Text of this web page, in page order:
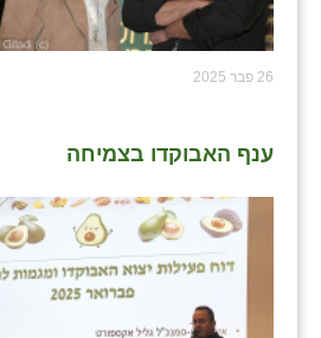
26 פבר 2025
ענף האבוקדו בצמיחה